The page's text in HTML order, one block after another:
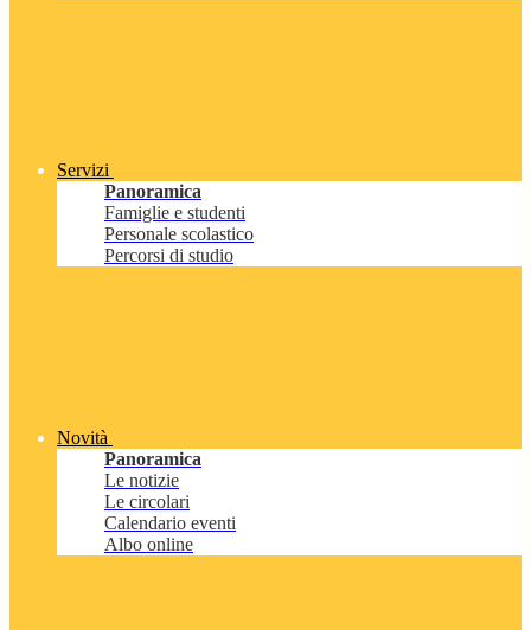
Servizi
Panoramica
Famiglie e studenti
Personale scolastico
Percorsi di studio
Novità
Panoramica
Le notizie
Le circolari
Calendario eventi
Albo online